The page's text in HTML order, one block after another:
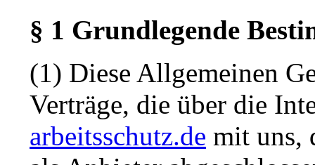
§ 1 Grundlegende
(1) Diese Allgemeinen
Verträge, die über die
arbeitsschutz.de mit uns,